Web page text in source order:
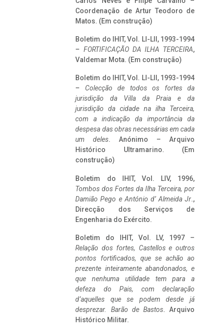
Coordenação de Artur Teodoro de
Matos. (Em construção)
Boletim do IHIT, Vol. LI-LII, 1993-1994
– FORTIFICAÇÃO DA ILHA TERCEIRA,
Valdemar Mota. (Em construção)
Boletim do IHIT, Vol. LI-LII, 1993-1994
– Colecção de todos os fortes da
jurisdição da Villa da Praia e da
jurisdição da cidade na ilha Terceira,
com a indicação da importância da
despesa das obras necessárias em cada
um deles. Anónimo – Arquivo
Histórico Ultramarino. (Em
construção)
Boletim do IHIT, Vol. LIV, 1996,
Tombos dos Fortes da Ilha Terceira, por
Damião Pego e António d’ Almeida Jr.,
Direcção dos Serviços de
Engenharia do Exército.
Boletim do IHIT, Vol. LV, 1997 –
Relação dos fortes, Castellos e outros
pontos fortificados, que se achão ao
prezente inteiramente abandonados, e
que nenhuma utilidade tem para a
defeza do Pais, com declaração
d’aquelles que se podem desde já
desprezar. Barão de Bastos. Arquivo
Histórico Militar.